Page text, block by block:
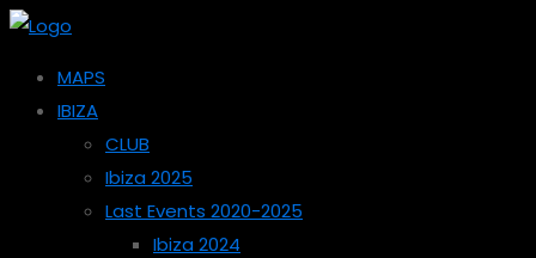
MAPS
IBIZA
CLUB
Ibiza 2025
Last Events 2020-2025
Ibiza 2024